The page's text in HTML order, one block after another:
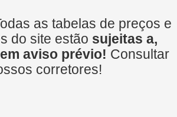
as tabelas de preços e
do site estão sujeitas a,
aviso prévio! Consultar
corretores!